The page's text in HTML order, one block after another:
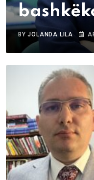
BYJOLANDA LILA